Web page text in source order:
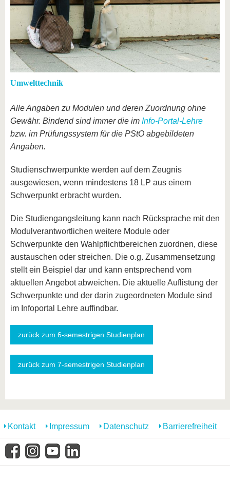
Umwelttechnik
Alle Angaben zu Modulen und deren Zuordnung ohne
Gewähr. Bindend sind immer die im Info-Portal-Lehre
bzw. im Prüfungssystem für die PStO abgebildeten
Angaben.
Studienschwerpunkte werden auf dem Zeugnis
ausgewiesen, wenn mindestens 18 LP aus einem
Schwerpunkt erbracht wurden.
Die Studiengangsleitung kann nach Rücksprache mit den
Modulverantwortlichen weitere Module oder
Schwerpunkte den Wahlpflichtbereichen zuordnen, diese
austauschen oder streichen. Die o.g. Zusammensetzung
stellt ein Beispiel dar und kann entsprechend vom
aktuellen Angebot abweichen. Die aktuelle Auflistung der
Schwerpunkte und der darin zugeordneten Module sind
im Infoportal Lehre auffindbar.
zurück zum 6-semestrigen Studienplan
zurück zum 7-semestrigen Studienplan
Kontakt Impressum Datenschutz Barrierefreiheit